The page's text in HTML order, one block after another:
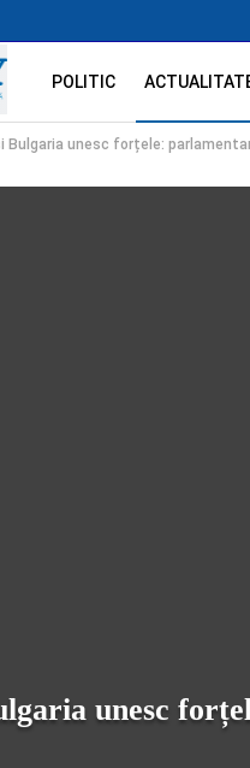
POLITIC
Bulgaria unesc forțele:
unesc